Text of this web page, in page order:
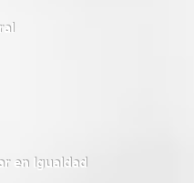
en Igualdad